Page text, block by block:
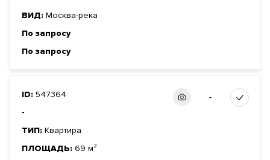
ВИД: Москва-река
По запросу
По запросу
ID: 547364
-
ТИП: Квартира
ПЛОЩАДЬ: 69 м²
-